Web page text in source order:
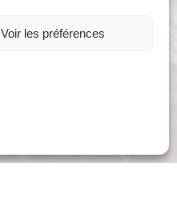
Voir les préférences